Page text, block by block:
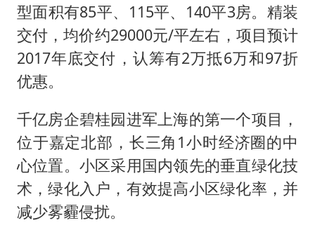
型面积有85平、115平、140平3房。精装
交付，均价约29000元/平左右，项目预计
2017年底交付，认筹有2万抵6万和97折
优惠。
千亿房企碧桂园进军上海的第一个项目，
位于嘉定北部，长三角1小时经济圈的中
心位置。小区采用国内领先的垂直绿化技
术，绿化入户，有效提高小区绿化率，并
减少雾霾侵扰。